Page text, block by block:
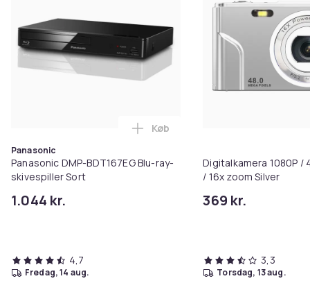
Panasonic
Panasonic DMP-BDT167EG Blu-ray-
skivespiller Sort
1.044 kr.
Læg Panasonic DMP-
Køb
4,7
fredag, 14 aug.
Digitalkamera 1080P /
/ 16x zoom Silver
369 kr.
3,3
torsdag, 13 aug.